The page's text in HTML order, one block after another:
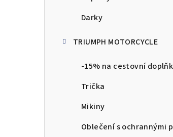
Darky
TRIUMPH MOTORCYCLE
-15% na cestovní
Trička
Mikiny
Oblečení s ochrannými